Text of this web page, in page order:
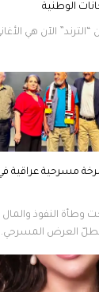
الوطنية
الآن هي
مسرحية عراقية
وطأة النفوذ والمال
العرض